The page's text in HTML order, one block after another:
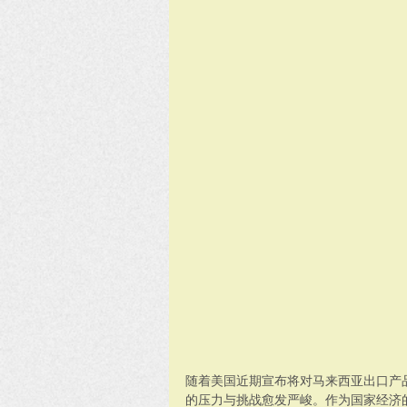
随着美国近期宣布将对马来西亚出口
的压力与挑战愈发严峻。作为国家经